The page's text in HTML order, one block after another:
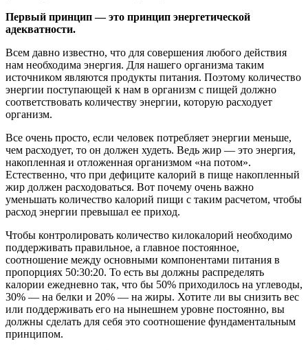
Первый принцип — это принцип энергетической
адекватности.
Всем давно известно, что для совершения любого действия
нам необходима энергия. Для нашего организма таким
источником являются продукты питания. Поэтому количество
энергии поступающей к нам в организм с пищей должно
соответствовать количеству энергии, которую расходует
организм.
Все очень просто, если человек потребляет энергии меньше,
чем расходует, то он должен худеть. Ведь жир — это энергия,
накопленная и отложенная организмом «на потом».
Естественно, что при дефиците калорий в пище накопленный
жир должен расходоваться. Вот почему очень важно
уменьшать количество калорий пищи с таким расчетом, чтобы
расход энергии превышал ее приход.
Чтобы контролировать количество килокалорий необходимо
поддерживать правильное, а главное постоянное,
соотношение между основными компонентами питания в
пропорциях 50:30:20. То есть вы должны распределять
калории ежедневно так, что бы 50% приходилось на углеводы,
30% — на белки и 20% — на жиры. Хотите ли вы снизить вес
или поддерживать его на нынешнем уровне постоянно, вы
должны сделать для себя это соотношение фундаментальным
принципом.